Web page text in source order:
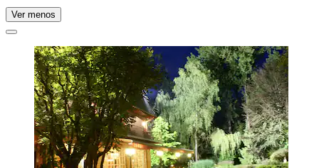
Ver menos